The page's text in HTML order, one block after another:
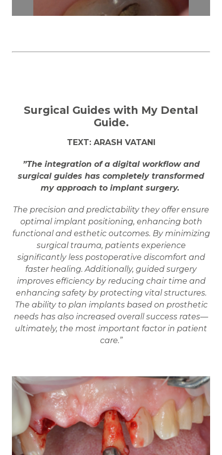
Surgical Guides with My Dental
Guide.
TEXT: ARASH VATANI
”The integration of a digital workflow and
surgical guides has completely transformed
my approach to implant surgery.
The precision and predictability they offer ensure
optimal implant positioning, enhancing both
functional and esthetic outcomes. By minimizing
surgical trauma, patients experience
significantly less postoperative discomfort and
faster healing. Additionally, guided surgery
improves efficiency by reducing chair time and
enhancing safety by protecting vital structures.
The ability to plan implants based on prosthetic
needs has also increased overall success rates—
ultimately, the most important factor in patient
care.”